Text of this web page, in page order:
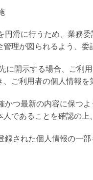
円滑に行うため、業務
理が図られるよう、委
に開示する場合、ご利
ご利用者の個人情報を
つ最新の内容に保つ
であることを確認の上
された個人情報の一